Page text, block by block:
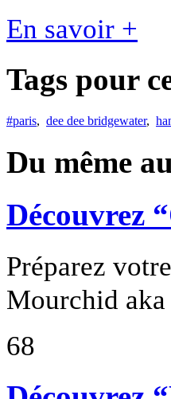
En savoir +
Tags pour
#paris, dee dee bridgewater,
Du même
Découvrez
Préparez
Mourchid aka
68